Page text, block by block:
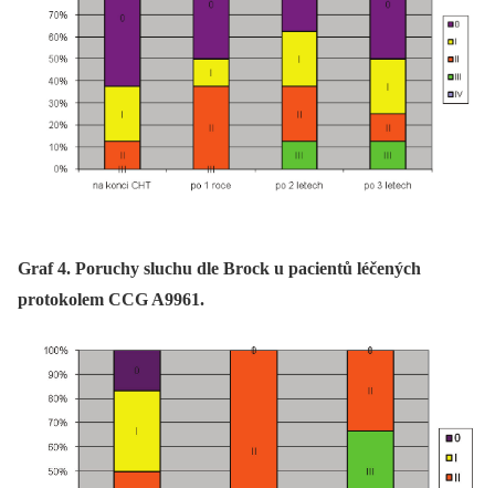
Graf 4. Poruchy sluchu dle Brock u pacientů léčených
protokolem CCG A9961.